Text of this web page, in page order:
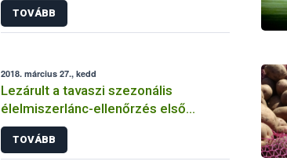
TOVÁBB
2018. március 27., kedd
Lezárult a tavaszi szezonális
élelmiszerlánc-ellenőrzés első
időszaka
TOVÁBB